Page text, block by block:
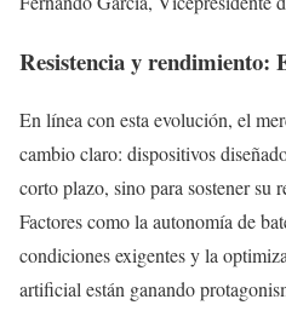
Resistencia y rendimiento:
En línea con esta evolución, el
cambio claro: dispositivos
corto plazo, sino para sostener su
Factores como la autonomía de
condiciones exigentes y la
artificial están ganando